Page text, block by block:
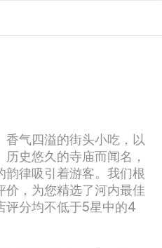
气四溢的街头小吃，以
史悠久的寺庙而闻名，
律吸引着游客。我们根
，为您精选了河内最佳
评分均不低于5星中的4